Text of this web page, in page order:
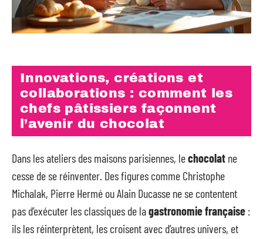
Innovations, créations et
collaborations : comment les
chefs pâtissiers façonnent
l’avenir du chocolat
Dans les ateliers des maisons parisiennes, lechocolat ne
cesse de se réinventer. Des figures comme Christophe
Michalak, Pierre Hermé ou Alain Ducasse ne se contentent
pas d’exécuter les classiques de lagastronomie française :
ils les réinterprètent, les croisent avec d’autres univers, et